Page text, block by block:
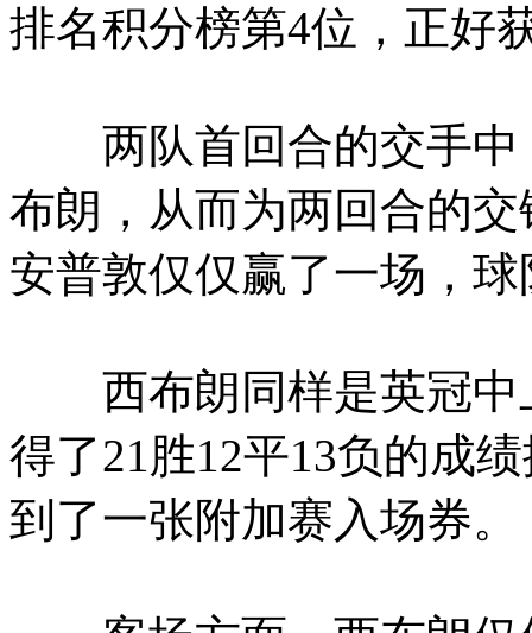
排名积分榜第4位，正好
两队首回合的交手中
布朗，从而为两回合的
安普敦仅仅赢了一场，
西布朗同样是英冠中
得了21胜12平13负的成
到了一张附加赛入场券。